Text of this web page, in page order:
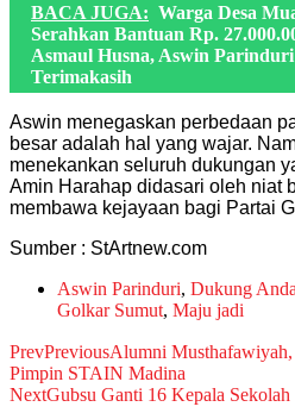
BACA JUGA: Warga Desa
Serahkan Bantuan Rp.
Asmaul Husna, Aswin
Terimakasih
Aswin menegaskan perbedaan
besar adalah hal yang wajar.
menekankan seluruh dukungan
Amin Harahap didasari oleh niat
membawa kejayaan bagi Partai
Sumber : StArtnew.com
Aswin Parinduri, Dukung
Golkar Sumut, Maju jadi
PrevPreviousAlumni
Pimpin STAIN Madina
NextGubsu Ganti 16 Kepala